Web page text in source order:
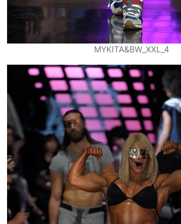
MYKITA&BW_XXL_4